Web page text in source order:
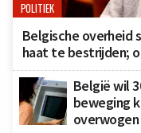
POLITIEK
Belgische overheid
haat te bestrijden;
België wil
beweging
overwogen